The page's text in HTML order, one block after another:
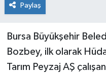
Paylaş
Bursa Büyükşehir
Bozbey, ilk olarak
Tarım Peyzaj AŞ